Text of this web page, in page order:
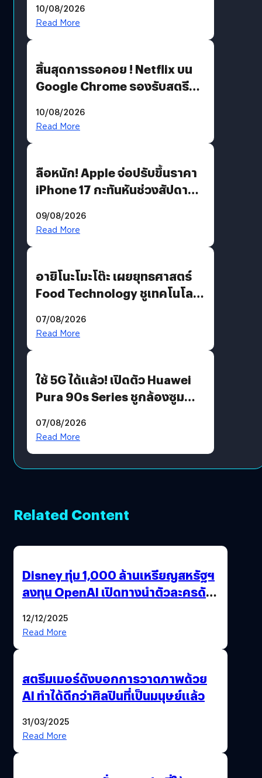
เติมเต็มความหมายวันแม่ปีนี้
10/08/2026
Read More
สิ้นสุดการรอคอย ! Netflix บน
Google Chrome รองรับสตรีม
เงื่อนไขที่กำหนด
10/08/2026
Read More
ลือหนัก! Apple จ่อปรับขึ้นราคา
iPhone 17 กะทันหันช่วงสัปดาห์ที่
09/08/2026
Read More
อายิโนะโมะโต๊ะ เผยยุทธศาสตร์
Food Technology ชูเทคโนโลยี
บริโภคและ B2B
07/08/2026
Read More
ใช้ 5G ได้แล้ว! เปิดตัว Huawei
Pura 90s Series ชูกล้องซูม
07/08/2026
Read More
Related Content
Disney ทุ่ม 1,000 ล้านเหรียญสหรัฐฯ
ลงทุน OpenAI เปิดทางนำตัวละครดัง
12/12/2025
Read More
สตรีมเมอร์ดังบอกการวาดภาพด้วย
AI ทำได้ดีกว่าศิลปินที่เป็นมนุษย์แล้ว
31/03/2025
Read More